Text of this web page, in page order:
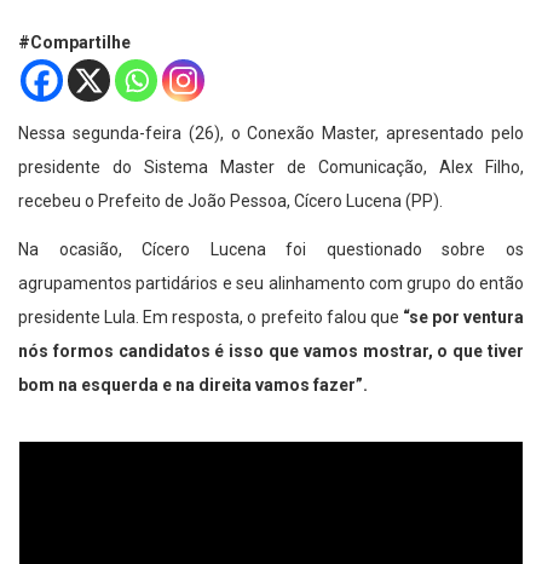
#Compartilhe
Nessa segunda-feira (26), o Conexão Master, apresentado pelo
presidente do Sistema Master de Comunicação, Alex Filho,
recebeu o Prefeito de João Pessoa, Cícero Lucena (PP).
Na ocasião, Cícero Lucena foi questionado sobre os
agrupamentos partidários e seu alinhamento com grupo do então
presidente Lula. Em resposta, o prefeito falou que “se por ventura
nós formos candidatos é isso que vamos mostrar, o que tiver
bom na esquerda e na direita vamos fazer”.